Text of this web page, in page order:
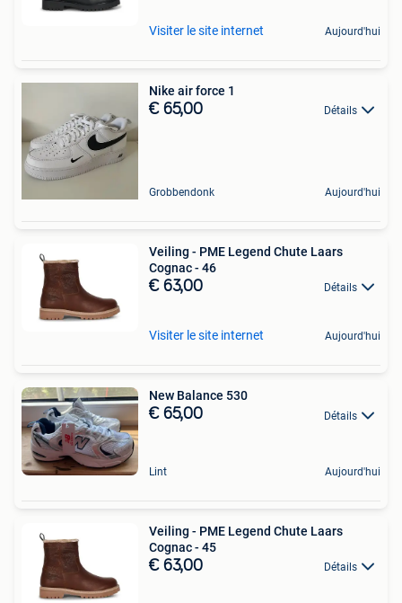
Visiter le site internet Aujourd'hui
Nike air force 1
€ 65,00 Détails
Grobbendonk Aujourd'hui
Veiling - PME Legend Chute Laars
Cognac - 46
€ 63,00 Détails
Visiter le site internet Aujourd'hui
New Balance 530
€ 65,00 Détails
Lint Aujourd'hui
Veiling - PME Legend Chute Laars
Cognac - 45
€ 63,00 Détails